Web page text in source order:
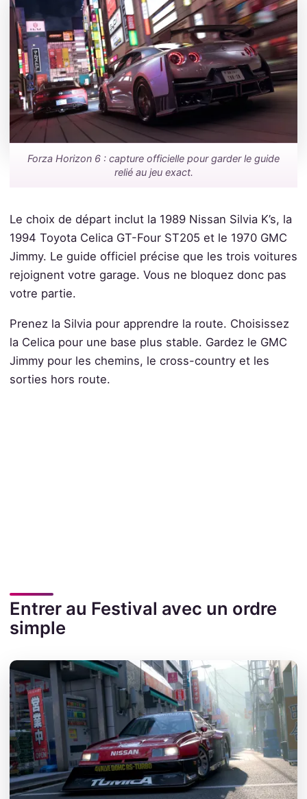
Forza Horizon 6 : capture officielle pour garder le guide
relié au jeu exact.
Le choix de départ inclut la 1989 Nissan Silvia K’s, la
1994 Toyota Celica GT-Four ST205 et le 1970 GMC
Jimmy. Le guide officiel précise que les trois voitures
rejoignent votre garage. Vous ne bloquez donc pas
votre partie.
Prenez la Silvia pour apprendre la route. Choisissez
la Celica pour une base plus stable. Gardez le GMC
Jimmy pour les chemins, le cross-country et les
sorties hors route.
Entrer au Festival avec un ordre
simple